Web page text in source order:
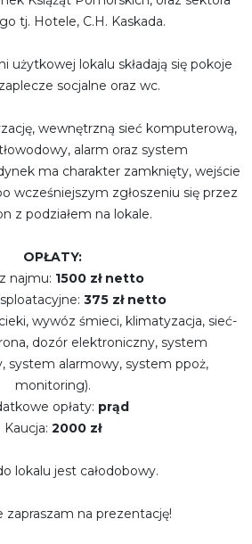
tj. Hotele, C.H. Kaskada.
użytkowej lokalu składają się pokoje
socjalne oraz wc.
wewnętrzną sieć komputerową,
alarm oraz system
ma charakter zamknięty, wejście
wcześniejszym zgłoszeniu się przez
z podziałem na lokale.
OPŁATY:
najmu: 1500 zł netto
375 zł netto
wywóz śmieci, klimatyzacja, sieć-
dozór elektroniczny, system
system alarmowy, system ppoż,
monitoring).
opłaty: prąd
Kaucja: 2000 zł
lokalu jest całodobowy.
zapraszam na prezentację!